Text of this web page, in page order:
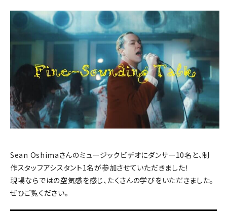
Sean Oshimaさんのミュージックビデオにダンサー10名と、制
作スタッフアシスタント1名が参加させていただきました！
現場ならではの空気感を感じ、たくさんの学びをいただきました。
ぜひご覧ください。